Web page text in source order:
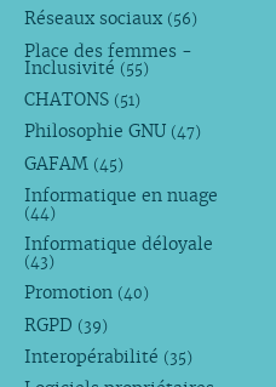
Réseaux sociaux (56)
Place des femmes -
Inclusivité (55)
CHATONS (51)
Philosophie GNU (47)
GAFAM (45)
Informatique en nuage
(44)
Informatique déloyale
(43)
Promotion (40)
RGPD (39)
Interopérabilité (35)